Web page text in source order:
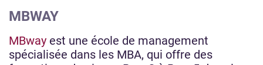
MBWAY
MBway est une école de management
spécialisée dans les MBA, qui offre des